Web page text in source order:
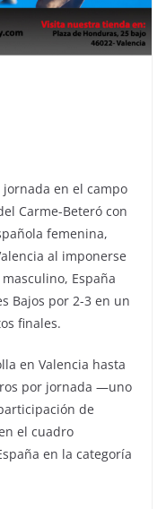
jornada en el campo
Carme-Beteró con
femenina,
al imponerse
España
Bajos por 2-3 en un
finales.
en Valencia hasta
por jornada —uno
de
el cuadro
en la categoría